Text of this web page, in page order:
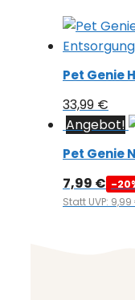
Pet Genie
33,99 €
Angebot!
Pet Genie
7,99 € -
Statt UVP: